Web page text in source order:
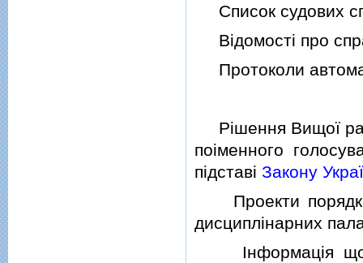
Список судових
Вiдомостi про
Протоколи
Рiшення Вищої
поiменного
пiдставi Закону
Проекти порядкiв
дисциплiнарних
Iнформацiя щодо